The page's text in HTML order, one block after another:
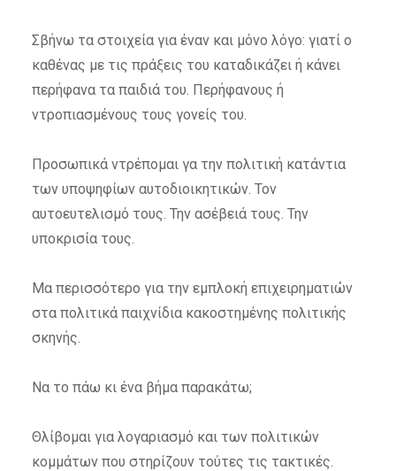
Σβήνω τα στοιχεία για έναν και μόνο λόγο: γιατί ο
καθένας με τις πράξεις του καταδικάζει ή κάνει
περήφανα τα παιδιά του. Περήφανους ή
ντροπιασμένους τους γονείς του.
Προσωπικά ντρέπομαι γα την πολιτική κατάντια
των υποψηφίων αυτοδιοικητικών. Τον
αυτοευτελισμό τους. Την ασέβειά τους. Την
υποκρισία τους.
Μα περισσότερο για την εμπλοκή επιχειρηματιών
στα πολιτικά παιχνίδια κακοστημένης πολιτικής
σκηνής.
Να το πάω κι ένα βήμα παρακάτω;
Θλίβομαι για λογαριασμό και των πολιτικών
κομμάτων που στηρίζουν τούτες τις τακτικές.